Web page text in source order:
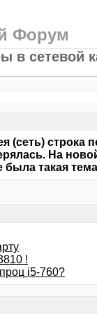
Форум
в сетевой
(сеть) строка
На
была такая
!
i5-760?